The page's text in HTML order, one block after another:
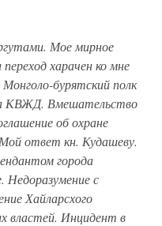
Мое мирное
харачен ко мне
бурятский полк
КВЖД. Вмешательство
об охране
ответ кн. Кудашеву.
города
Недоразумение с
Хайларсхого
властей. Инцидент в